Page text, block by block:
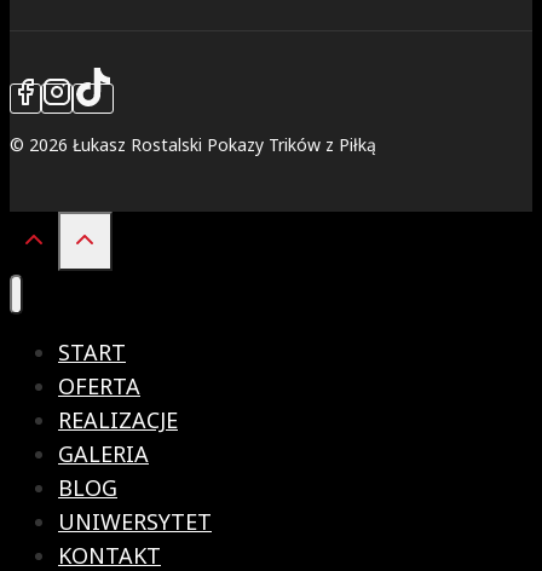
© 2026 Łukasz Rostalski Pokazy Trików z Piłką
START
OFERTA
REALIZACJE
GALERIA
BLOG
UNIWERSYTET
KONTAKT